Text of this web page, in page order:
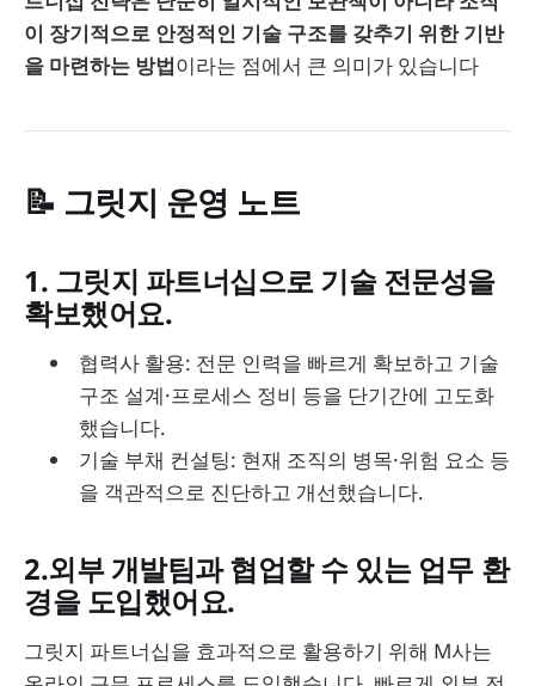
이 장기적으로 안정적인 기술 구조를 갖추기 위한 기반
을 마련하는 방법이라는 점에서 큰 의미가 있습니다
📝 그릿지 운영 노트
1. 그릿지 파트너십으로 기술 전문성을
확보했어요.
협력사 활용: 전문 인력을 빠르게 확보하고 기술
구조 설계·프로세스 정비 등을 단기간에 고도화
했습니다.
기술 부채 컨설팅: 현재 조직의 병목·위험 요소 등
을 객관적으로 진단하고 개선했습니다.
2.외부 개발팀과 협업할 수 있는 업무 환
경을 도입했어요.
그릿지 파트너십을 효과적으로 활용하기 위해 M사는